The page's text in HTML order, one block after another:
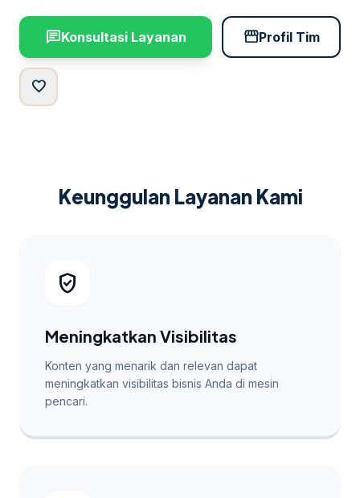
chatKonsultasi Layanan storefrontProfil Tim
favorite
Keunggulan Layanan Kami
verified_user
Meningkatkan Visibilitas
Konten yang menarik dan relevan dapat
meningkatkan visibilitas bisnis Anda di mesin
pencari.